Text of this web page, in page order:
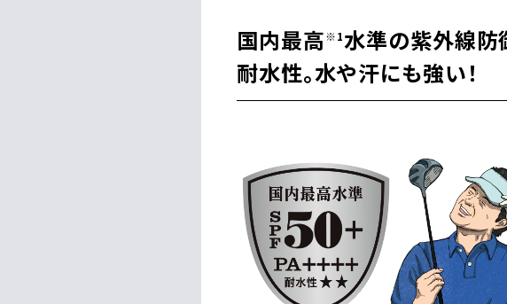
国内最高※1水準の紫外線防
耐水性。水や汗にも強い！